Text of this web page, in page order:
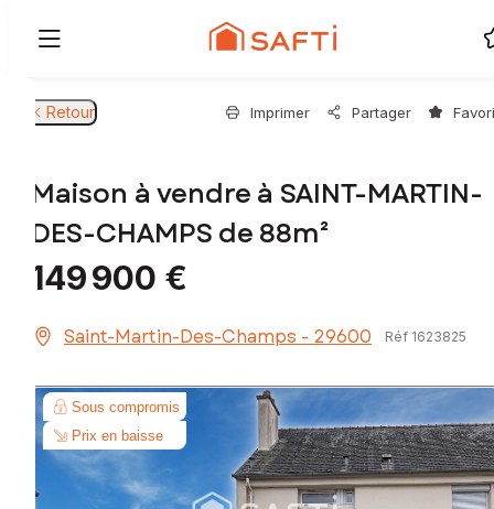
Retour Imprimer Partager
Maison à vendre à SAINT-MARTIN-
DES-CHAMPS de 88m²
149 900 €
Saint-Martin-Des-Champs - 29600 Réf 1623825
Sous compromis
Prix en baisse